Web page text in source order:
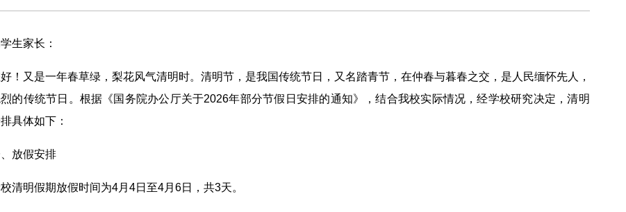
生家长：
！又是一年春草绿，梨花风气清明时。清明节，是我国传统节日，又名踏青节，在仲春与暮春之交，是人民缅怀先人，
的传统节日。根据《国务院办公厅关于2026年部分节假日安排的通知》，结合我校实际情况，经学校研究决定，清明
具体如下：
放假安排
清明假期放假时间为4月4日至4月6日，共3天。